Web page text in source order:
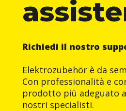
Richiedi il nostro
Elektrozubehör è da
Con professionalità e
prodotto più adeguato
nostri specialisti.